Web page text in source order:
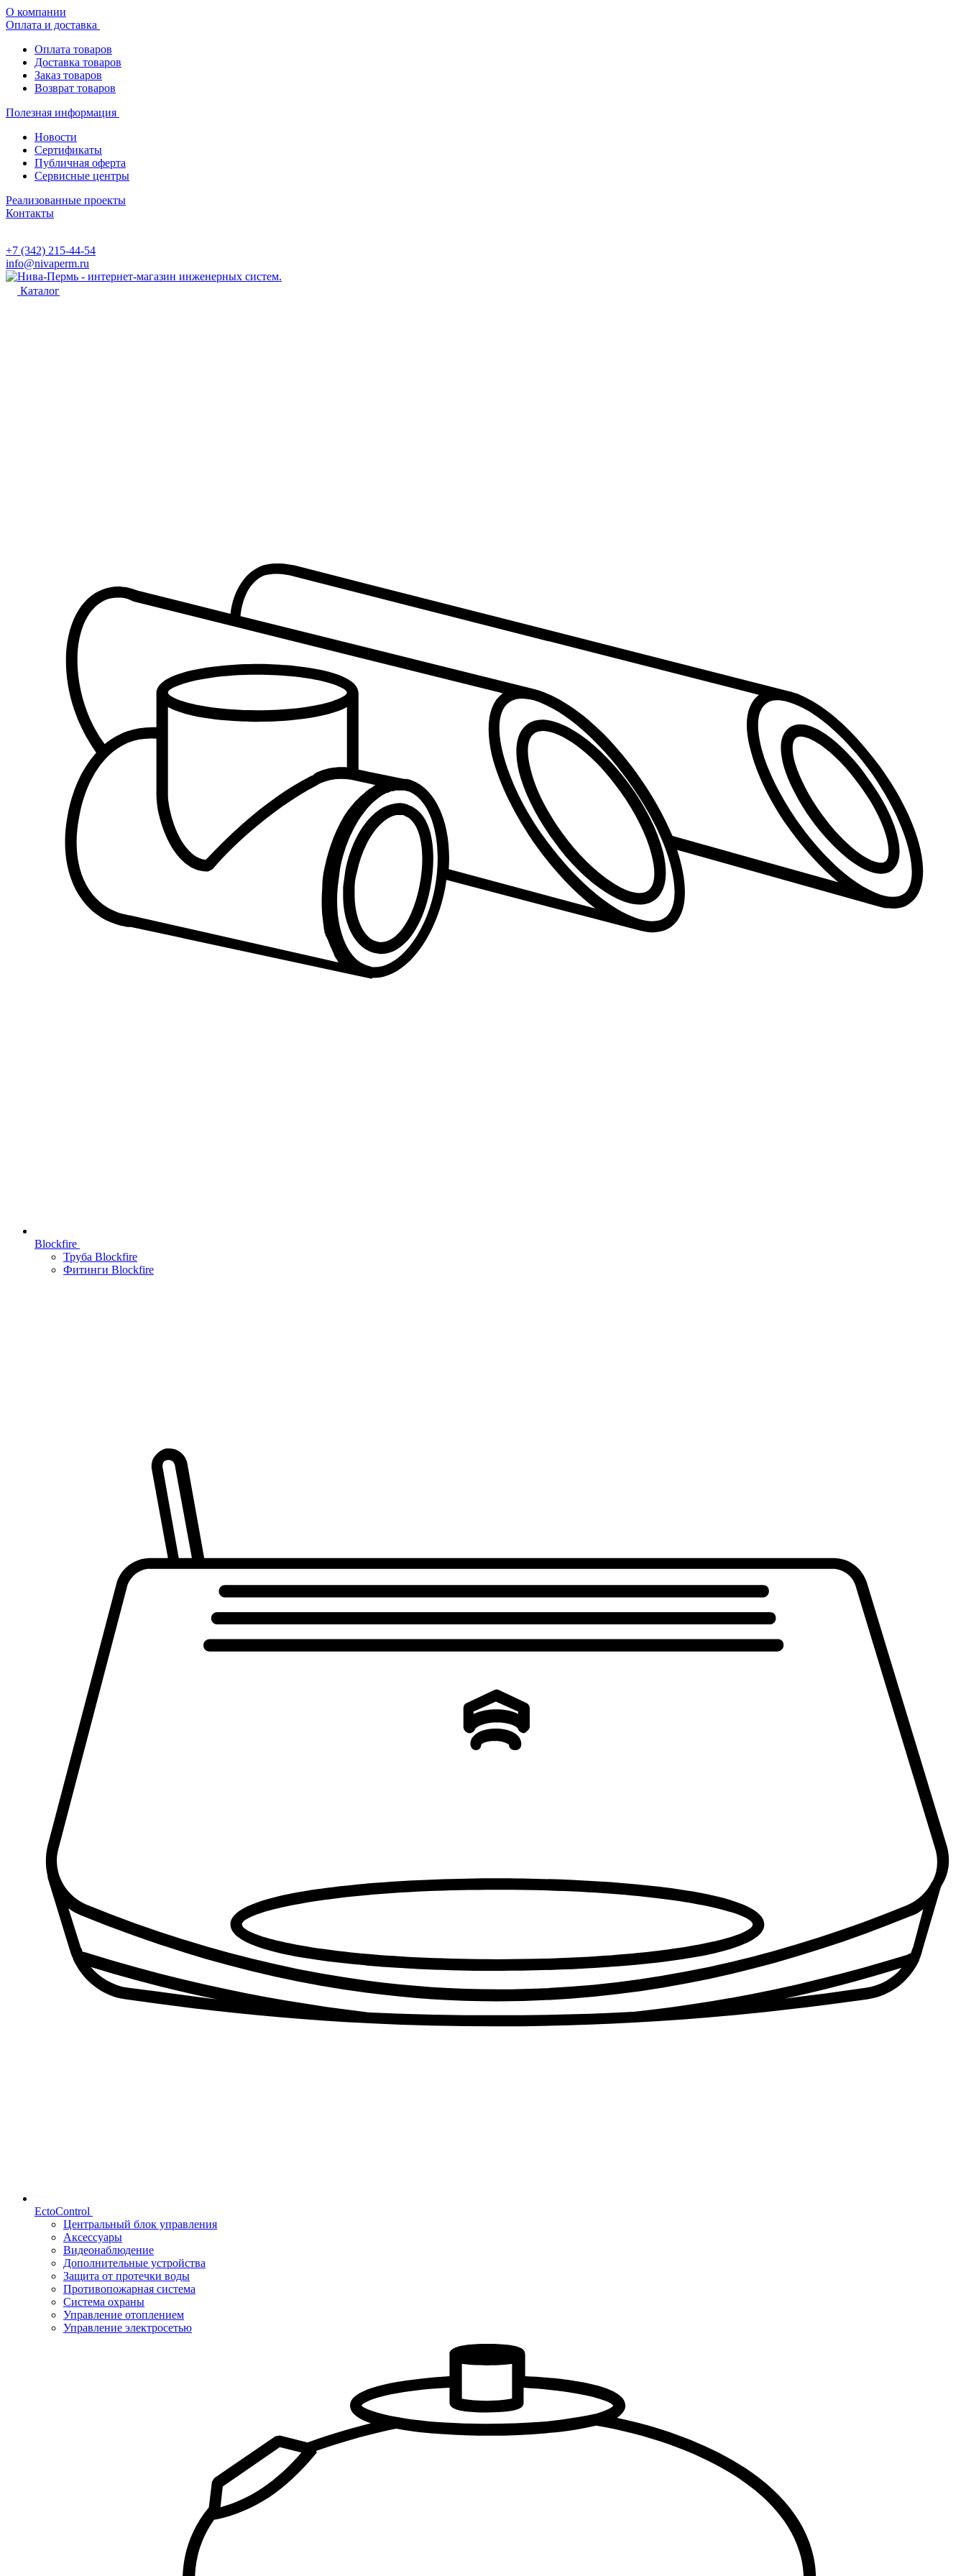
О компании
Оплата и доставка
Оплата товаров
Доставка товаров
Заказ товаров
Возврат товаров
Полезная информация
Новости
Сертификаты
Публичная оферта
Сервисные центры
Реализованные проекты
Контакты
+7 (342) 215-44-54
info@nivaperm.ru
Каталог
Blockfire
Труба Blockfire
Фитинги Blockfire
EctoControl
Центральный блок управления
Аксессуары
Видеонаблюдение
Дополнительные устройства
Защита от протечки воды
Противопожарная система
Система охраны
Управление отоплением
Управление электросетью